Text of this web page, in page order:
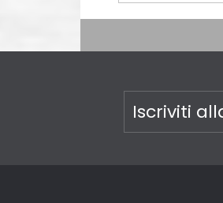
Iscriviti